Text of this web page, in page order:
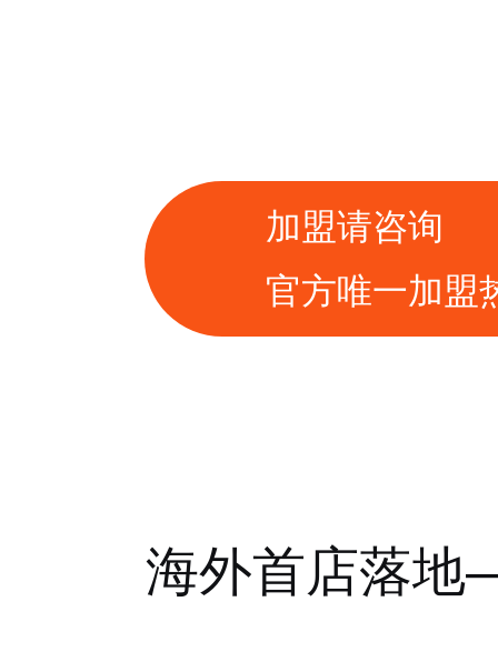
加盟请咨询
官方唯一加盟
海外首店落地